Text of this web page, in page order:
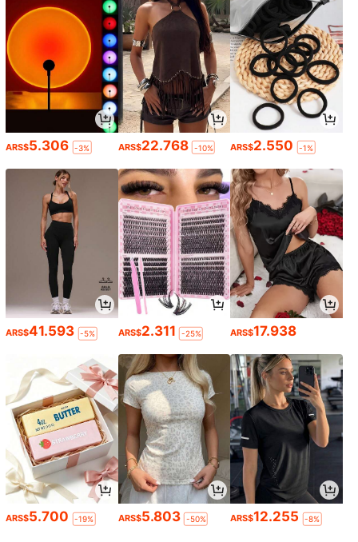
ARS$5.306 -3% ARS$22.768 -10% ARS$2.550 -1%
ARS$41.593 -5% ARS$2.311 -25% ARS$17.938
ARS$5.700 -19% ARS$5.803 -50% ARS$12.255 -8%